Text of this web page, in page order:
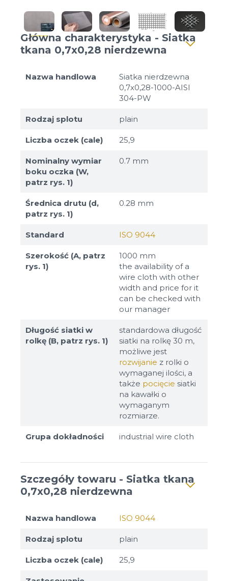
Główna charakterystyka - Siatka
tkana 0,7x0,28 nierdzewna
Nazwa handlowa
Siatka nierdzewna
0,7x0,28-1000-AISI
304-PW
Rodzaj splotu plain
Liczba oczek (cale) 25,9
Nominalny wymiar
boku oczka (W,
patrz rys. 1)
0.7 mm
Średnica drutu (d,
patrz rys. 1)
0.28 mm
Standard ISO 9044
Szerokość (A, patrz
rys. 1)
1000 mm
the availability of a
wire cloth with other
width and price for it
can be checked with
our manager
Długość siatki w
rolkę (B, patrz rys. 1)
standardowa długość
siatki na rolkę 30 m,
możliwe jest
rozwijanie z rolki o
wymaganej ilości, a
także pocięcie siatki
na kawałki o
wymaganym
rozmiarze.
Grupa dokładności industrial wire cloth
Szczegóły towaru - Siatka tkana
0,7x0,28 nierdzewna
Nazwa handlowa ISO 9044
Rodzaj splotu plain
Liczba oczek (cale) 25,9